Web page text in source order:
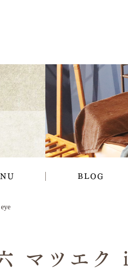
BLOG
マツエク i